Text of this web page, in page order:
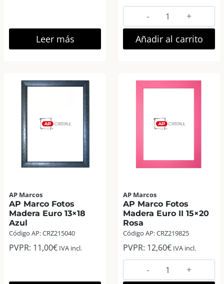
Leer más
original
era:
40,50€.
actual
30,40€.
AP
Quick-
Panel
40×50
foto
1
Tesuto
Añadir al carrito
AP Marcos
AP Marco Fotos
Madera Euro 13×18
Azul
Código AP: CRZ215040
PVPR: 11,00€ IVA incl.
AP Marcos
AP Marco Fotos
Madera Euro II 15×20
Rosa
Código AP: CRZ219825
PVPR: 12,60€ IVA incl.
AP
Marco